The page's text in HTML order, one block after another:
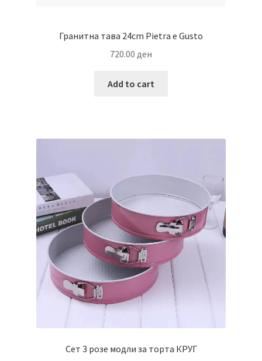
Гранитна тава 24cm Pietra e Gusto
720.00 ден
Add to cart
Сет 3 розе модли за торта КРУГ